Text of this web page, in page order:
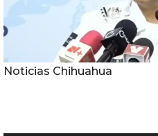
Noticias Chihuahua